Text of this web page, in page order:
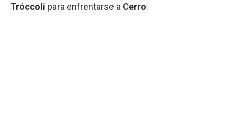
Tróccoli para enfrentarse a Cerro.